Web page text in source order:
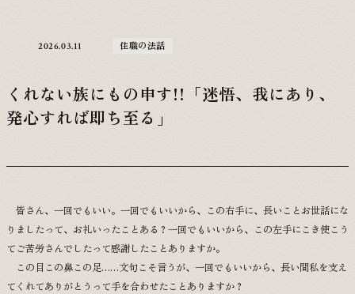
2026.03.11 住職の法話
くれない族にもの申す!!「迷悟、我にあり、
発心すれば即ち至る」
皆さん、一回でもいい。一回でもいいから、この右手に、長いことお世話にな
りましたって、お礼いったことある？一回でもいいから、この左手にこき使こう
てご苦労さんでしたって感謝したことありますか。
この目この鼻この足……文句こそ言うが、一回でもいいから、長い間私を支え
てくれてありがとうって手を合わせたことありますか？